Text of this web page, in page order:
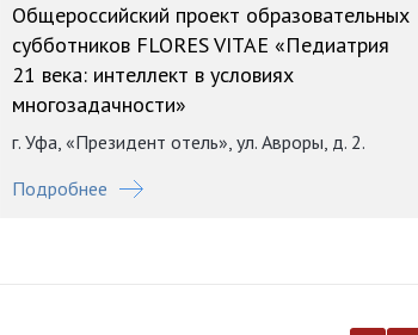
Общероссийский проект образовательных
субботников FLORES VITAE «Педиатрия
21 века: интеллект в условиях
многозадачности»
г. Уфа, «Президент отель», ул. Авроры, д. 2.
Подробнее